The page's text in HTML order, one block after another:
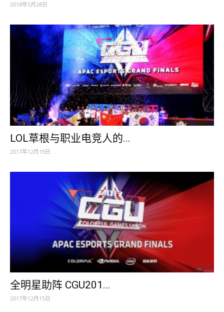
2018年5月28日
LOL草根与职业电竞人的...
2017年12月19日
全明星助阵 CGU201...
2017年12月15日